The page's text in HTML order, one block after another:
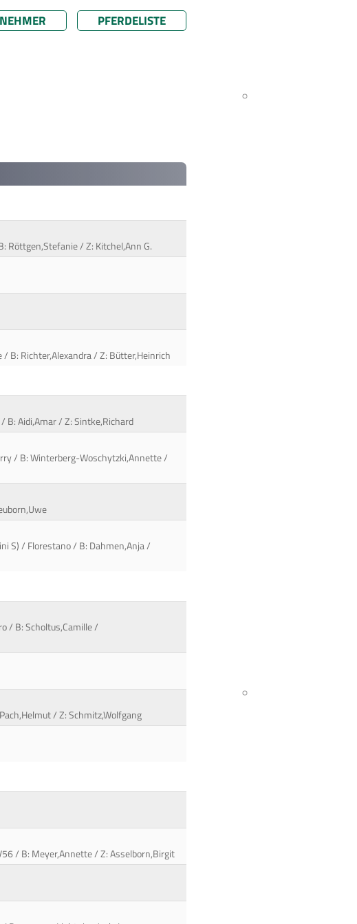
PFERDELISTE
Röttgen,Stefanie / Z: Kitchel,Ann G.
B: Richter,Alexandra / Z: Bütter,Heinrich
Aidi,Amar / Z: Sintke,Richard
/ B: Winterberg-Woschytzki,Annette /
S) / Florestano / B: Dahmen,Anja /
/ B: Scholtus,Camille /
/ Z: Schmitz,Wolfgang
/ B: Meyer,Annette / Z: Asselborn,Birgit